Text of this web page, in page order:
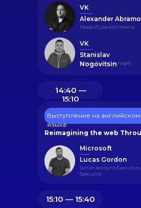
14:40 ―
15:10
15:10 ― 15:40
Senior Account Executive
Specialist
Lucas Gordon
Microsoft
Reimagining the web
Выступление на английском
языке
Senior Traffic Manager
Stanislav
Nogovitsin
VK
Head of Live-commerce
Alexander
VK